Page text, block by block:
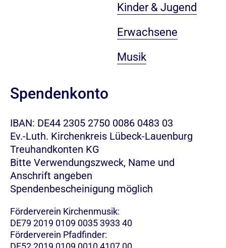
Kinder & Jugend
Erwachsene
Musik
Spendenkonto
IBAN: DE44 2305 2750 0086 0483 03
Ev.-Luth. Kirchenkreis Lübeck-Lauenburg
Treuhandkonten KG
Bitte Verwendungszweck, Name und
Anschrift angeben
Spendenbescheinigung möglich
Förderverein Kirchenmusik:
DE79 2019 0109 0035 3933 40
Förderverein Pfadfinder: